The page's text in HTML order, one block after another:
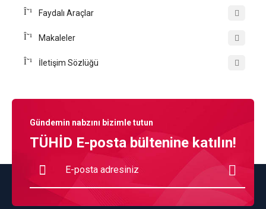
Faydalı Araçlar
Makaleler
İletişim Sözlüğü
Gündemin nabzını bizimle tutun
TÜHİD E-posta bültenine katılın!